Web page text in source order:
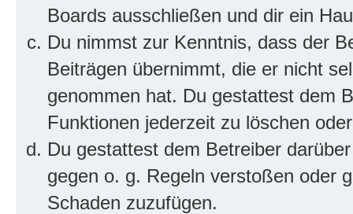
Boards ausschließen und dir ein
Du nimmst zur Kenntnis, dass der
Beiträgen übernimmt, die er nicht
genommen hat. Du gestattest dem
Funktionen jederzeit zu löschen
Du gestattest dem Betreiber
gegen o. g. Regeln verstoßen oder
Schaden zuzufügen.